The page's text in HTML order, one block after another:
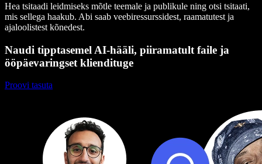
Hea tsitaadi leidmiseks mõtle teemale ja publikule ning otsi tsitaati,
mis sellega haakub. Abi saab veebiressurssidest, raamatutest ja
ajaloolistest kõnedest.
Naudi tipptasemel AI-hääli, piiramatult faile ja
ööpäevaringset kliendituge
Proovi tasuta